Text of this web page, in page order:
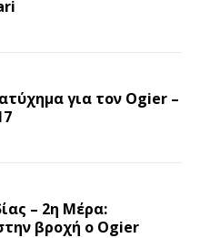
για τον Ogier –
– 2η Μέρα:
βροχή ο Ogier